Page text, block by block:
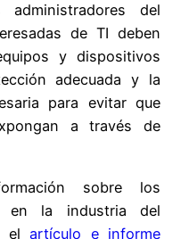
del
de TI deben
y dispositivos
adecuada y la
para evitar que
a través de
sobre los
en la industria del
el artículo e informe